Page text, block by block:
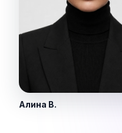
Алина В.